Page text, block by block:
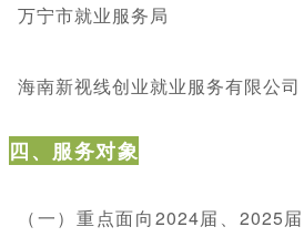
万宁市就业服务局
海南新视线创业就业服务有限公司
四、服务对象
（一）重点面向2024届、2025